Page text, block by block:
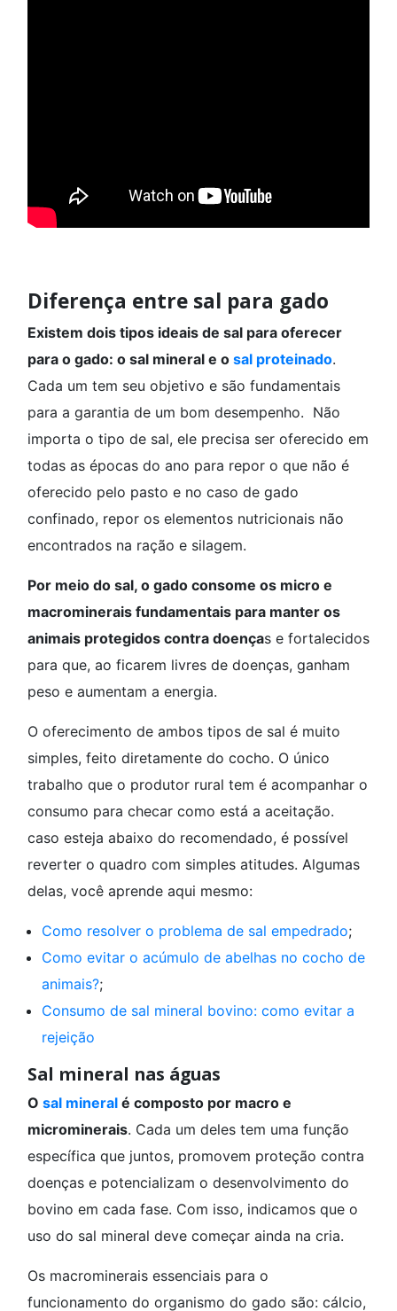
Diferença entre sal para gado
Existem dois tipos ideais de sal para oferecer
para o gado: o sal mineral e o sal proteinado.
Cada um tem seu objetivo e são fundamentais
para a garantia de um bom desempenho. Não
importa o tipo de sal, ele precisa ser oferecido em
todas as épocas do ano para repor o que não é
oferecido pelo pasto e no caso de gado
confinado, repor os elementos nutricionais não
encontrados na ração e silagem.
Por meio do sal, o gado consome os micro e
macrominerais fundamentais para manter os
animais protegidos contra doenças e fortalecidos
para que, ao ficarem livres de doenças, ganham
peso e aumentam a energia.
O oferecimento de ambos tipos de sal é muito
simples, feito diretamente do cocho. O único
trabalho que o produtor rural tem é acompanhar o
consumo para checar como está a aceitação.
caso esteja abaixo do recomendado, é possível
reverter o quadro com simples atitudes. Algumas
delas, você aprende aqui mesmo:
Como resolver o problema de sal empedrado;
Como evitar o acúmulo de abelhas no cocho de
animais?;
Consumo de sal mineral bovino: como evitar a
rejeição
Sal mineral nas águas
O sal mineral é composto por macro e
microminerais. Cada um deles tem uma função
específica que juntos, promovem proteção contra
doenças e potencializam o desenvolvimento do
bovino em cada fase. Com isso, indicamos que o
uso do sal mineral deve começar ainda na cria.
Os macrominerais essenciais para o
funcionamento do organismo do gado são: cálcio,